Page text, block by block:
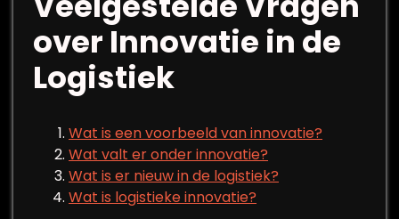
over Innovatie in de
Logistiek
Wat is een voorbeeld van innovatie?
Wat valt er onder innovatie?
Wat is er nieuw in de logistiek?
Wat is logistieke innovatie?